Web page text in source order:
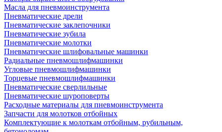
Масла для пневмоинструмента
Пневматические дрели
Пневматические заклепочники
Пневматические зубила
Пневматические молотки
Пневматические шлифовальные машинки
Радиальные пневмошлифмашинки
Угловые пневмошлифмашинки
Торцевые пневмошлифмашинки
Пневматические сверлильные
Пневматические шуроповерты
Расходные материалы для пневмоинструмента
Запчасти для молотков отбойных
Комплектующие к молоткам отбойным, рубильным,